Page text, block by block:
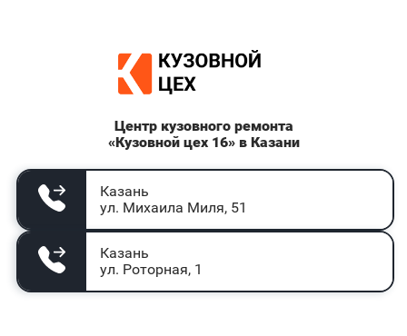
Центр кузовного ремонта
«Кузовной цех 16» в Казани
Казань
ул. Михаила Миля, 51
Казань
ул. Роторная, 1